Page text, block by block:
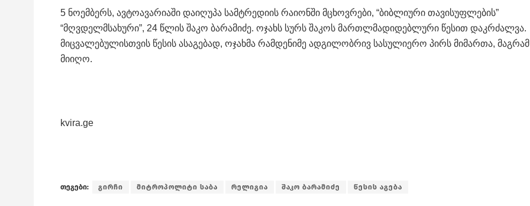
5 ნოემბერს, ავტოავარიაში დაიღუპა სამტრედიის რაიონში მცხოვრები, “ბიბლიური თავისუფლების”
“მღვდელმსახური”, 24 წლის შაკო ბარამიძე. ოჯახს სურს შაკოს მართლმადიდებლური წესით დაკრძალვა.
მიცვალებულისთვის წესის ასაგებად, ოჯახმა რამდენიმე ადგილობრივ სასულიერო პირს მიმართა,
მიიღო.
kvira.ge
თეგები: გირჩი მიტროპოლიტი საბა რელიგია შაკო ბარამიძე წესის აგება